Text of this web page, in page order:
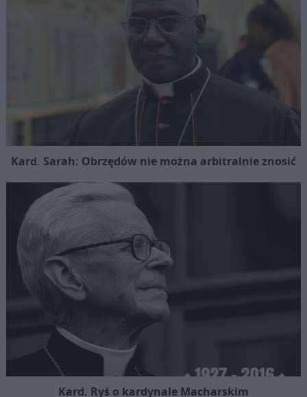
Kard. Sarah: Obrzędów nie można arbitralnie znosić
Kard. Ryś o kardynale Macharskim